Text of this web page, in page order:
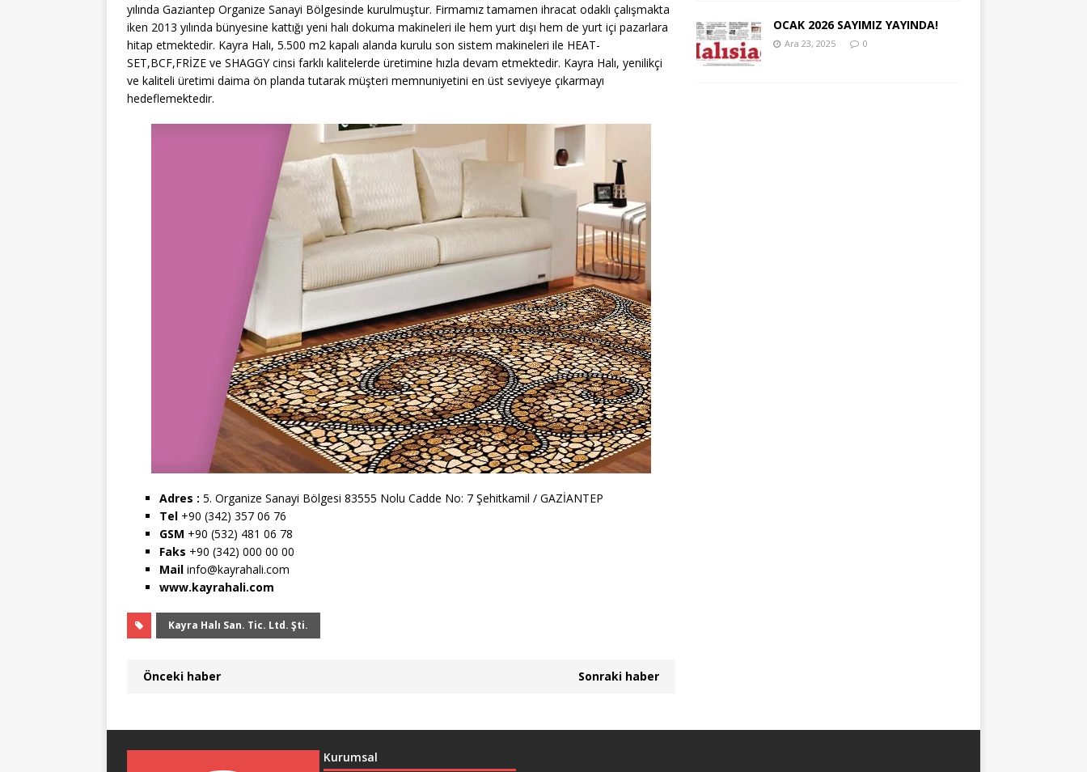
yılında Gaziantep Organize Sanayi Bölgesinde kurulmuştur. Firmamız tamamen ihracat odaklı çalışmakta
iken 2013 yılında bünyesine kattığı yeni halı dokuma makineleri ile hem yurt dışı hem de yurt içi pazarlara
hitap etmektedir. Kayra Halı, 5.500 m2 kapalı alanda kurulu son sistem makineleri ile HEAT-
SET,BCF,FRİZE ve SHAGGY cinsi farklı kalitelerde üretimine hızla devam etmektedir. Kayra Halı, yenilikçi
ve kaliteli üretimi daima ön planda tutarak müşteri memnuniyetini en üst seviyeye çıkarmayı
hedeflemektedir.
Adres : 5. Organize Sanayi Bölgesi 83555 Nolu Cadde No: 7 Şehitkamil / GAZİANTEP
Tel +90 (342) 357 06 76
GSM +90 (532) 481 06 78
Faks +90 (342) 000 00 00
Mail info@kayrahali.com
www.kayrahali.com
Kayra Halı San. Tic. Ltd. Şti.
Önceki haber Sonraki haber
OCAK 2026 SAYIMIZ YAYINDA!
Ara 23, 2025 0
Kurumsal